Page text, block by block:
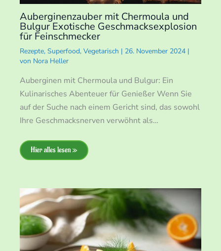
Auberginenzauber mit Chermoula und
Bulgur Exotische Geschmacksexplosion
für Feinschmecker
Rezepte, Superfood, Vegetarisch | 26. November 2024 |
von Nora Heller
Auberginen mit Chermoula und Bulgur: Ein
Kulinarisches Abenteuer für Genießer Wenn Sie
auf der Suche nach einem Gericht sind, das sowohl
Ihre Geschmacksnerven verwöhnt als…
Hier alles lesen »